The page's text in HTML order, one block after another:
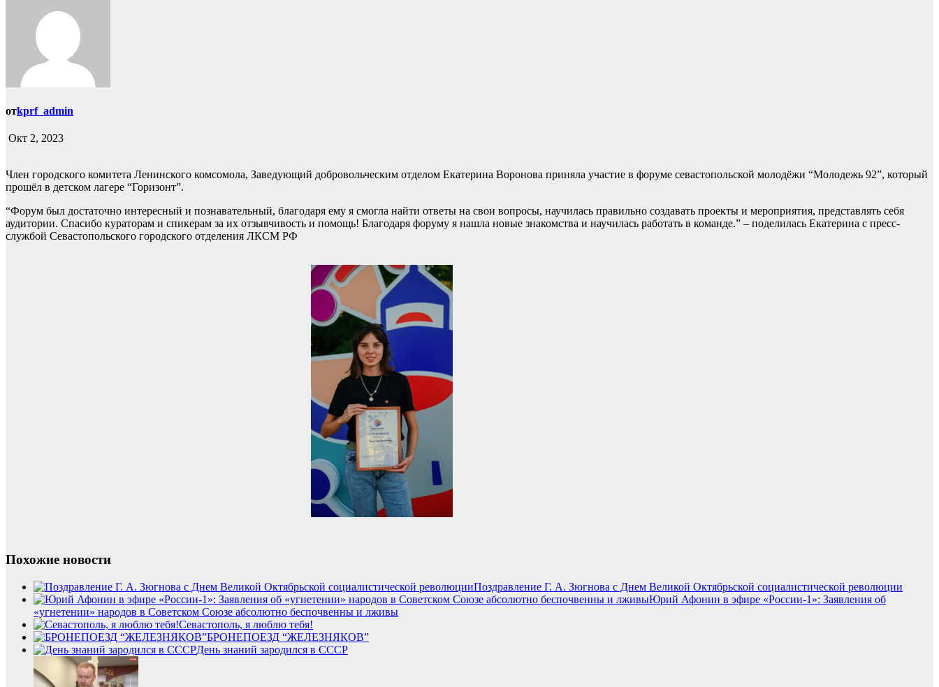
отkprf_admin
Окт 2, 2023
Член городского комитета Ленинского комсомола, Заведующий добровольческим отделом Екатерина Воронова приняла участие в форуме севастопольской молодёжи “Молодежь 92”, который
прошёл в детском лагере “Горизонт”.
“Форум был достаточно интересный и познавательный, благодаря ему я смогла найти ответы на свои вопросы, научилась правильно создавать проекты и мероприятия, представлять себя
аудитории. Спасибо кураторам и спикерам за их отзывчивость и помощь! Благодаря форуму я нашла новые знакомства и научилась работать в команде.” – поделилась Екатерина с пресс-
службой Севастопольского городского отделения ЛКСМ РФ
Похожие новости
Поздравление Г. А. Зюгнова с Днем Великой Октябрьской социалистической революции
Юрий Афонин в эфире «России-1»: Заявления об
«угнетении» народов в Советском Союзе абсолютно беспочвенны и лживы
Севастополь, я люблю тебя!
БРОНЕПОЕЗД “ЖЕЛЕЗНЯКОВ”
День знаний зародился в СССР